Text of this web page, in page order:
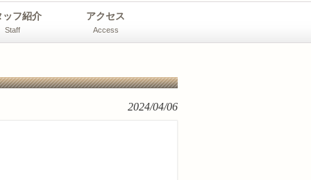
ッフ紹介
Staff
アクセス
Access
2024/04/06